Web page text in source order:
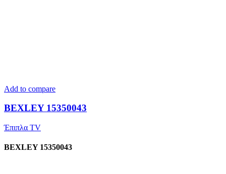
Add to compare
BEXLEY 15350043
Έπιπλα TV
BEXLEY 15350043